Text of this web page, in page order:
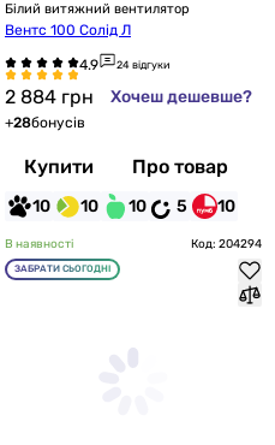
Білий витяжний вентилятор
Вентс 100 Солід Л
24 відгуки
2 884 грн Хочеш дешевше?
+28бонусів
Купити Про товар
10 10 10 5 10
В наявності Код: 204294
ЗАБРАТИ СЬОГОДНІ